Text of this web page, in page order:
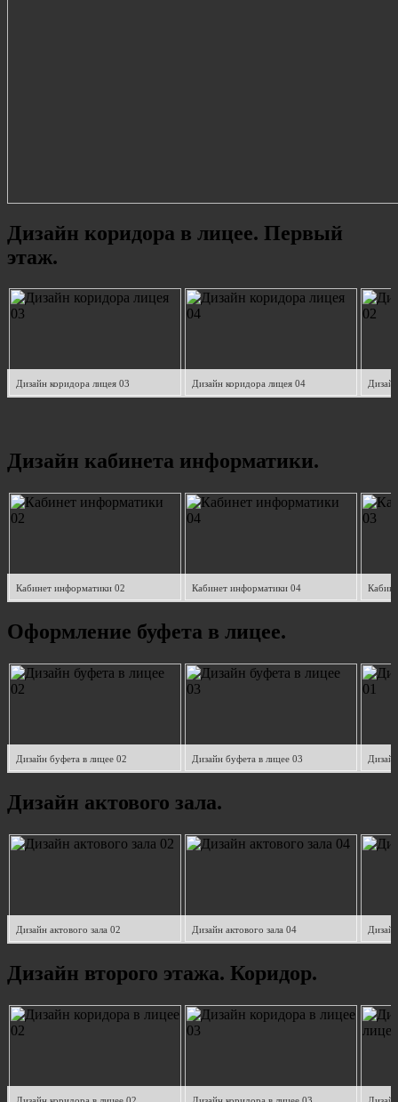
Дизайн коридора в лицее. Первый
этаж.
Дизайн коридора лицея 03 Дизайн коридора лицея 04
Дизайн кабинета информатики.
Кабинет информатики 02 Кабинет информатики 04
Оформление буфета в лицее.
Дизайн буфета в лицее 02 Дизайн буфета в лицее 03
Дизайн актового зала.
Дизайн актового зала 02 Дизайн актового зала 04
Дизайн второго этажа. Коридор.